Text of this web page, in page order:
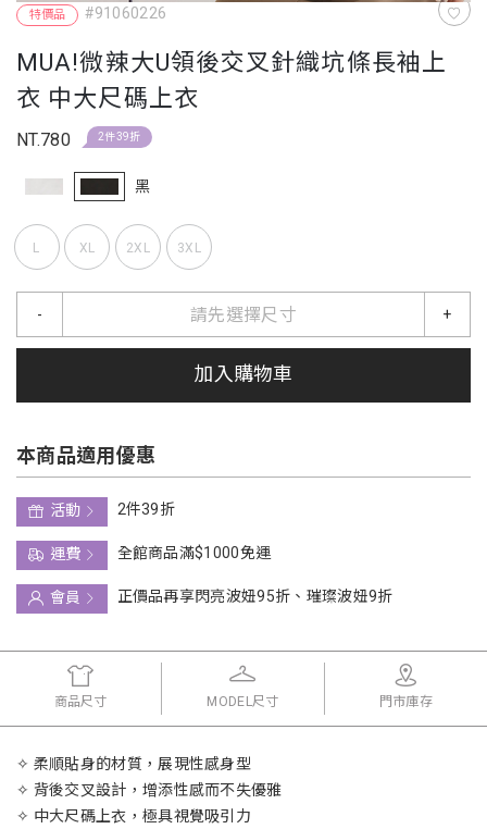
特價品 #91060226
MUA!微辣大U領後交叉針織坑條長袖上
衣 中大尺碼上衣
NT.780 2件39折
黑
L XL 2XL 3XL
請先選擇尺寸
- +
加入購物車
本商品適用優惠
活動
2件39折
運費
全館商品滿$1000免運
會員
正價品再享閃亮波妞95折、璀璨波妞9折
商品尺寸 MODEL尺寸 門市庫存
✧ 柔順貼身的材質，展現性感身型
✧ 背後交叉設計，增添性感而不失優雅
✧ 中大尺碼上衣，極具視覺吸引力